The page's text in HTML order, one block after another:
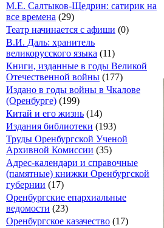
М.Е. Салтыков-Щедрин: сатирик на
все времена (29)
Театр начинается с афиши (0)
В.И. Даль: хранитель
великорусского языка (11)
Книги, изданные в годы Великой
Отечественной войны (177)
Издано в годы войны в Чкалове
(Оренбурге) (199)
Китай и его жизнь (14)
Издания библиотеки (193)
Труды Оренбургской Ученой
Архивной Комиссии (35)
Адрес-календари и справочные
(памятные) книжки Оренбургской
губернии (17)
Оренбургские епархиальные
ведомости (23)
Оренбургское казачество (17)